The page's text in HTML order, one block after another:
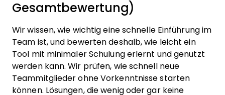
Gesamtbewertung)
Wir wissen, wie wichtig eine schnelle Einführung im
Team ist, und bewerten deshalb, wie leicht ein
Tool mit minimaler Schulung erlernt und genutzt
werden kann. Wir prüfen, wie schnell neue
Teammitglieder ohne Vorkenntnisse starten
können. Lösungen, die wenig oder gar keine